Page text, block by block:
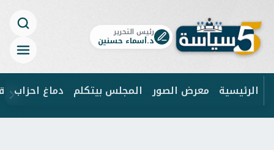
رئيس التحرير
د.أسماء حسنين
الرئيسية معرض الصور المجلس بيتكلم دماغ احزاب